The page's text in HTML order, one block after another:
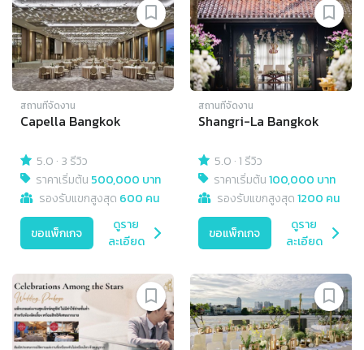
สถานที่จัดงาน
Capella Bangkok
5.0 · 3 รีวิว
ราคาเริ่มต้น 500,000 บาท
รองรับแขกสูงสุด 600 คน
ขอแพ็กเกจ
ดูราย
ละเอียด
สถานที่จัดงาน
Shangri-La Bangkok
5.0 ·1 รีวิว
ราคาเริ่มต้น100,000 บาท
รองรับแขกสูงสุด1200 คน
ขอแพ็กเกจ
ดูราย
ละเอียด